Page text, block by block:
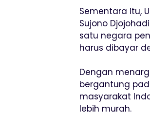
Sementara itu,
Sujono
satu negara
harus dibayar
Dengan
bergantung
masyarakat
lebih murah.